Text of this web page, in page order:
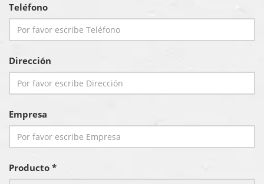
Teléfono
Dirección
Empresa
Producto *